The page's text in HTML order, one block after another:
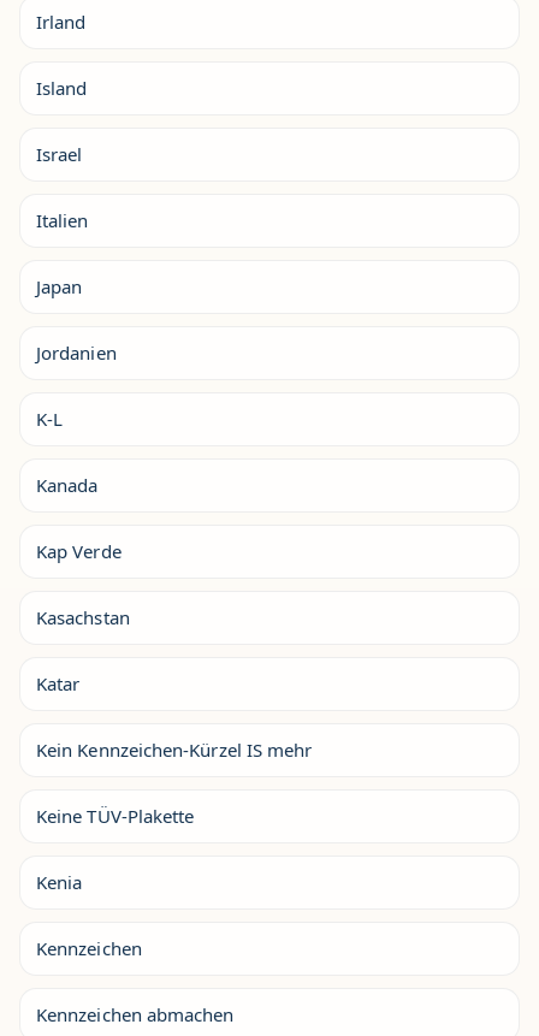
Irland
Island
Israel
Italien
Japan
Jordanien
K-L
Kanada
Kap Verde
Kasachstan
Katar
Kein Kennzeichen-Kürzel IS mehr
Keine TÜV-Plakette
Kenia
Kennzeichen
Kennzeichen abmachen